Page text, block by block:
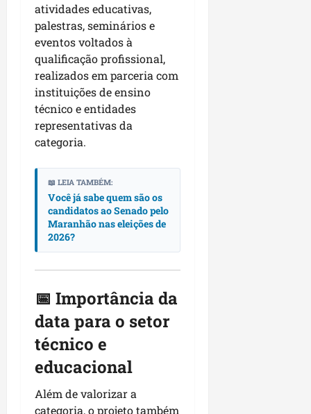
atividades educativas,
palestras, seminários e
eventos voltados à
qualificação profissional,
realizados em parceria com
instituições de ensino
técnico e entidades
representativas da
categoria.
📖 LEIA TAMBÉM:
Você já sabe quem são os
candidatos ao Senado pelo
Maranhão nas eleições de
2026?
📅 Importância da
data para o setor
técnico e
educacional
Além de valorizar a
categoria, o projeto também